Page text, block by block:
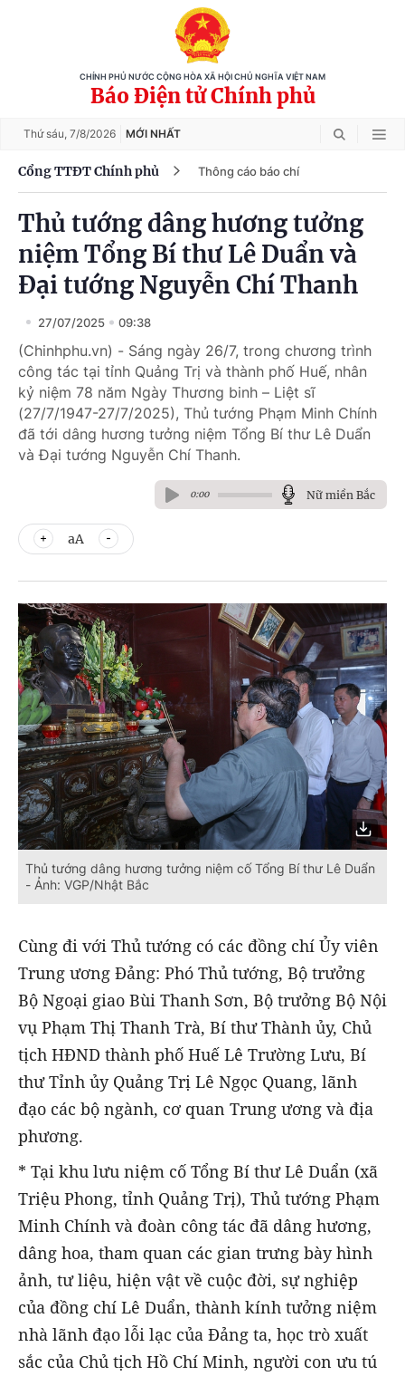
CHÍNH PHỦ NƯỚC CỘNG HÒA XÃ HỘI CHỦ NGHĨA VIỆT NAM
Báo Điện tử Chính phủ
Thứ sáu, 7/8/2026 MỚI NHẤT
Cổng TTĐT Chính phủ Thông cáo báo chí
Thủ tướng dâng hương tưởng
niệm Tổng Bí thư Lê Duẩn và
Đại tướng Nguyễn Chí Thanh
27/07/2025 09:38
(Chinhphu.vn) - Sáng ngày 26/7, trong chương trình
công tác tại tỉnh Quảng Trị và thành phố Huế, nhân
kỷ niệm 78 năm Ngày Thương binh – Liệt sĩ
(27/7/1947-27/7/2025), Thủ tướng Phạm Minh Chính
đã tới dâng hương tưởng niệm Tổng Bí thư Lê Duẩn
và Đại tướng Nguyễn Chí Thanh.
0:00 Nữ miền Bắc
aA
Thủ tướng dâng hương tưởng niệm cố Tổng Bí thư Lê Duẩn
- Ảnh: VGP/Nhật Bắc
Cùng đi với Thủ tướng có các đồng chí Ủy viên
Trung ương Đảng: Phó Thủ tướng, Bộ trưởng
Bộ Ngoại giao Bùi Thanh Sơn, Bộ trưởng Bộ Nội
vụ Phạm Thị Thanh Trà, Bí thư Thành ủy, Chủ
tịch HĐND thành phố Huế Lê Trường Lưu, Bí
thư Tỉnh ủy Quảng Trị Lê Ngọc Quang, lãnh
đạo các bộ ngành, cơ quan Trung ương và địa
phương.
* Tại khu lưu niệm cố Tổng Bí thư Lê Duẩn (xã
Triệu Phong, tỉnh Quảng Trị), Thủ tướng Phạm
Minh Chính và đoàn công tác đã dâng hương,
dâng hoa, tham quan các gian trưng bày hình
ảnh, tư liệu, hiện vật về cuộc đời, sự nghiệp
của đồng chí Lê Duẩn, thành kính tưởng niệm
nhà lãnh đạo lỗi lạc của Đảng ta, học trò xuất
sắc của Chủ tịch Hồ Chí Minh, người con ưu tú